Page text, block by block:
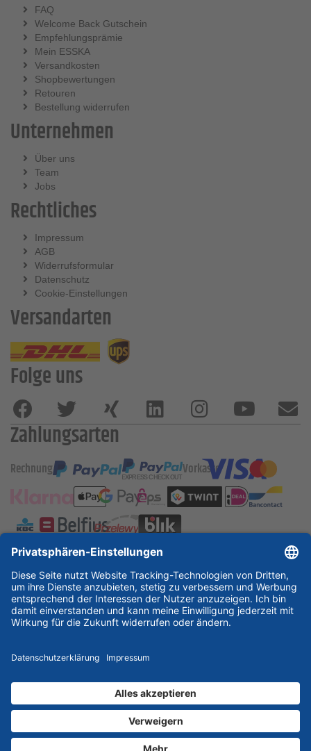
FAQ
Welcome Back Gutschein
Empfehlungsprämie
Mein ESSKA
Versandkosten
Shopbewertungen
Retouren
Bestellung widerrufen
Unternehmen
Über uns
Team
Jobs
Rechtliches
Impressum
AGB
Widerrufsformular
Datenschutz
Cookie-Einstellungen
Versandarten
Folge uns
Zahlungsarten
Rechnung Vorkasse
ESSKA International
new
new new